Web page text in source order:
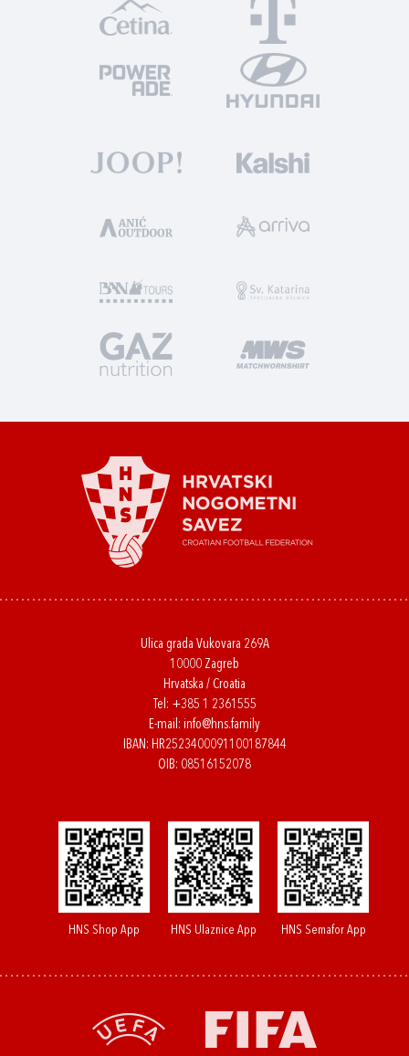
Ulica grada Vukovara 269A
10000 Zagreb
Hrvatska / Croatia
Tel: +385 1 2361555
E-mail: info@hns.family
IBAN: HR2523400091100187844
OIB: 08516152078
HNS Shop App HNS Ulaznice App HNS Semafor App